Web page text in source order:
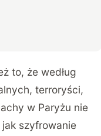
to, że według
terroryści,
w Paryżu nie
szyfrowanie